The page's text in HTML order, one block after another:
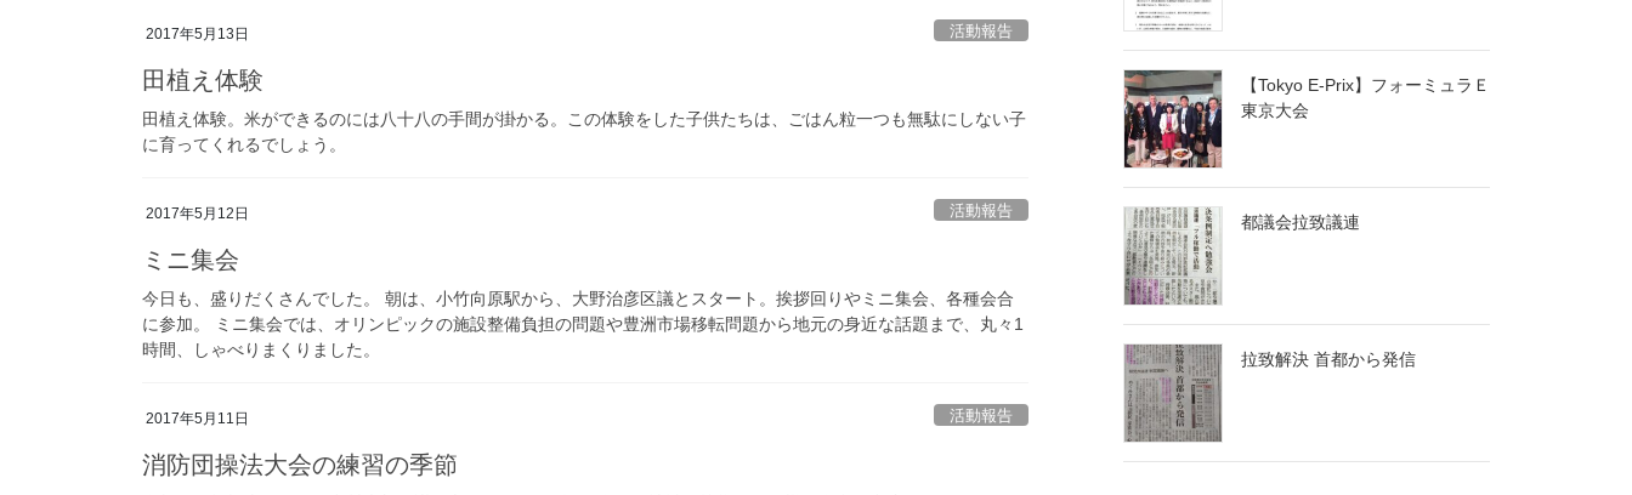
2017年5月13日 活動報告
田植え体験
田植え体験。米ができるのには八十八の手間が掛かる。この体験をした子供たちは、ごはん粒一つも無駄にしない子
に育ってくれるでしょう。
2017年5月12日 活動報告
ミニ集会
今日も、盛りだくさんでした。 朝は、小竹向原駅から、大野治彦区議とスタート。挨拶回りやミニ集会、各種会合
に参加。 ミニ集会では、オリンピックの施設整備負担の問題や豊洲市場移転問題から地元の身近な話題まで、丸々1
時間、しゃべりまくりました。
2017年5月11日 活動報告
消防団操法大会の練習の季節
【Tokyo E-Prix】フォーミュラＥ
東京大会
都議会拉致議連
拉致解決 首都から発信